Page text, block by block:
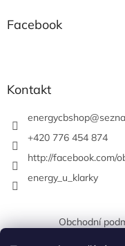
Facebook
Kontakt
energycbshop@
+420 776 454 874
http://facebook.com/
energy_u_klarky
Obchodní